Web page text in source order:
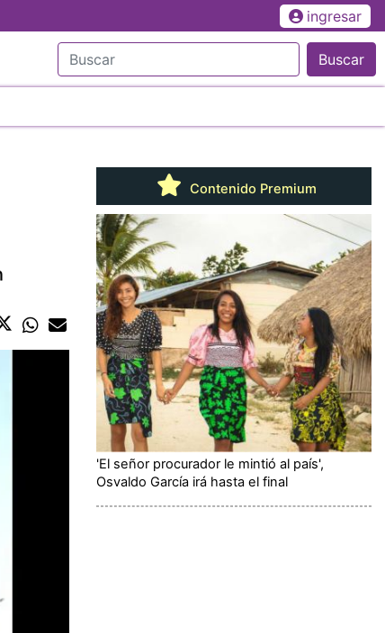
ingresar
Buscar
Contenido Premium
'El señor procurador le mintió al país',
Osvaldo García irá hasta el final